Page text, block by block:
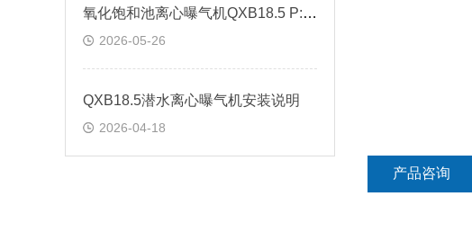
氧化饱和池离心曝气机QXB18.5 P:18.5KW技术参数
2026-05-26
QXB18.5潜水离心曝气机安装说明
2026-04-18
产品咨询